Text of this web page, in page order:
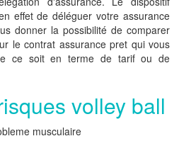
effet de déléguer votre assurance
donner la possibilité de comparer
le contrat assurance pret qui vous
ce soit en terme de tarif ou de
volley ball
musculaire